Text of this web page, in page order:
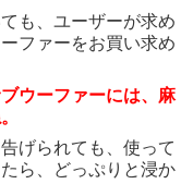
も、ユーザーが求め
ファーをお買い求め
ウーファーには、麻
げられても、使って
ら、どっぷりと浸か